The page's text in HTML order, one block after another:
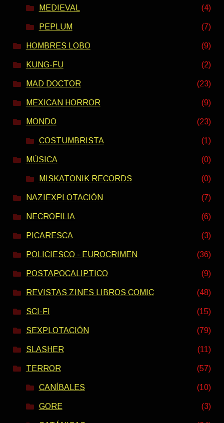
MEDIEVAL (4)
PEPLUM (7)
HOMBRES LOBO (9)
KUNG-FU (2)
MAD DOCTOR (23)
MEXICAN HORROR (9)
MONDO (23)
COSTUMBRISTA (1)
MÚSICA (0)
MISKATONIK RECORDS (0)
NAZIEXPLOTACIÓN (7)
NECROFILIA (6)
PICARESCA (3)
POLICIESCO - EUROCRIMEN (36)
POSTAPOCALIPTICO (9)
REVISTAS ZINES LIBROS COMIC (48)
SCI-FI (15)
SEXPLOTACIÓN (79)
SLASHER (11)
TERROR (57)
CANÍBALES (10)
GORE (3)